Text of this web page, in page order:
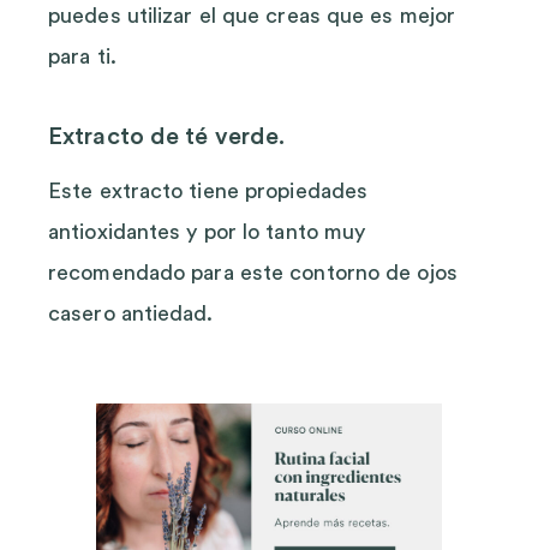
puedes utilizar el que creas que es mejor
para ti.
Extracto de té verde.
Este extracto tiene propiedades
antioxidantes y por lo tanto muy
recomendado para este contorno de ojos
casero antiedad.